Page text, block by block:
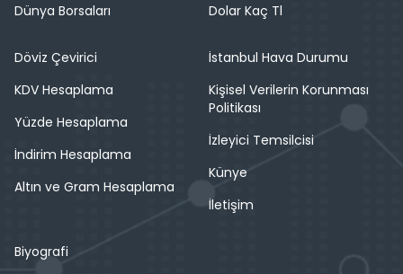
Dünya Borsaları
Dolar Kaç Tl
Döviz Çevirici
KDV Hesaplama
Yüzde Hesaplama
İndirim Hesaplama
Altın ve Gram Hesaplama
İstanbul Hava Durumu
Kişisel Verilerin Korunması
Politikası
İzleyici Temsilcisi
Künye
İletişim
Biyografi